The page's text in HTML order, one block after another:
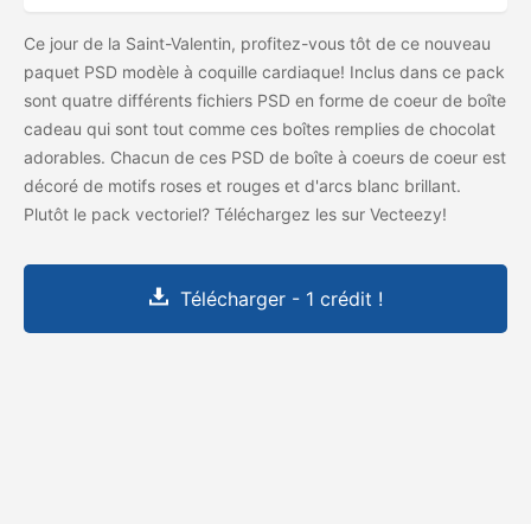
Ce jour de la Saint-Valentin, profitez-vous tôt de ce nouveau
paquet PSD modèle à coquille cardiaque! Inclus dans ce pack
sont quatre différents fichiers PSD en forme de coeur de boîte
cadeau qui sont tout comme ces boîtes remplies de chocolat
adorables. Chacun de ces PSD de boîte à coeurs de coeur est
décoré de motifs roses et rouges et d'arcs blanc brillant.
Plutôt le pack vectoriel? Téléchargez les sur Vecteezy!
Télécharger - 1 crédit !